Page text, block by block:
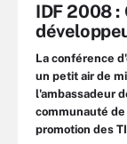
IDF 2008 :
La conférence
un petit air de
l'ambassadeur
communauté
promotion des